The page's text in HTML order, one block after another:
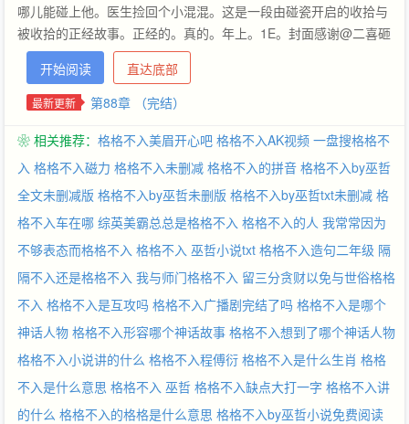
哪儿能碰上他。医生捡回个小混混。这是一段由碰瓷开启的收拾与
被收拾的正经故事。正经的。真的。年上。1E。封面感谢@二喜砸
果叽！小线人大爱。 更新时间周一二三四六晚七点四十，其余时间
看到更新可以不管，那是作者在修错字。
开始阅读 直达底部
最新更新 第88章 （完结）
❀ 相关推荐： 格格不入美眉开心吧 格格不入AK视频 一盘搜格格不
入 格格不入磁力 格格不入未删减 格格不入的拼音 格格不入by巫哲
全文未删减版 格格不入by巫哲未删版 格格不入by巫哲txt未删减 格
格不入车在哪 综英美霸总总是格格不入 格格不入的人 我常常因为
不够表态而格格不入 格格不入 巫哲小说txt 格格不入造句二年级 隔
隔不入还是格格不入 我与师门格格不入 留三分贪财以免与世俗格格
不入 格格不入是互攻吗 格格不入广播剧完结了吗 格格不入是哪个
神话人物 格格不入形容哪个神话故事 格格不入想到了哪个神话人物
格格不入小说讲的什么 格格不入程傅衍 格格不入是什么生肖 格格
不入是什么意思 格格不入 巫哲 格格不入缺点大打一字 格格不入讲
的什么 格格不入的格格是什么意思 格格不入by巫哲小说免费阅读